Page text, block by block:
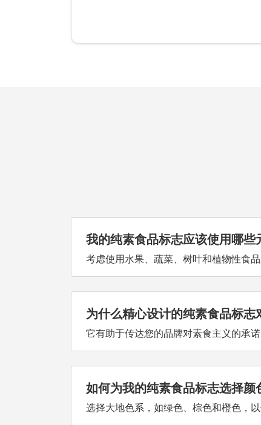
我的纯素食品标志应该使用哪些
考虑使用水果、蔬菜、树叶和植物性食
为什么精心设计的纯素食品标志
它有助于传达您的品牌对素食主义的承
如何为我的纯素食品标志选择颜
选择大地色系，如绿色、棕色和橙色，